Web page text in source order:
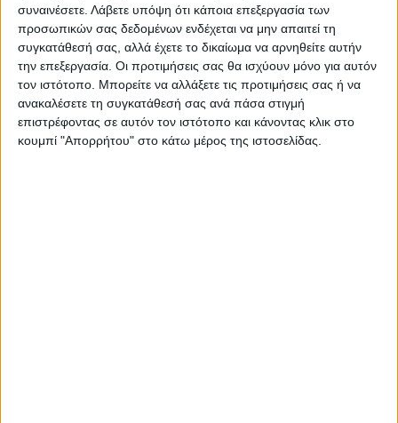
συναινέσετε. Λάβετε υπόψη ότι κάποια επεξεργασία των
προσωπικών σας δεδομένων ενδέχεται να μην απαιτεί τη
συγκατάθεσή σας, αλλά έχετε το δικαίωμα να αρνηθείτε αυτήν
την επεξεργασία. Οι προτιμήσεις σας θα ισχύουν μόνο για αυτόν
τον ιστότοπο. Μπορείτε να αλλάξετε τις προτιμήσεις σας ή να
ανακαλέσετε τη συγκατάθεσή σας ανά πάσα στιγμή
επιστρέφοντας σε αυτόν τον ιστότοπο και κάνοντας κλικ στο
κουμπί "Απορρήτου" στο κάτω μέρος της ιστοσελίδας.
ΑΓΩΝ στο Google News!
Όλες οι εξελίξεις στην περιοχή της
Καρδίτσας και ευρύτερα της Θεσσαλίας
ΠΡΟΗΓΟΥΜΕΝΟ ΑΡΘΡΟ
Η Καρδίτσα, το παγκόσμιο
ΕΠΟΜΕΝΟ ΑΡΘΡΟ
Προωθείται ο